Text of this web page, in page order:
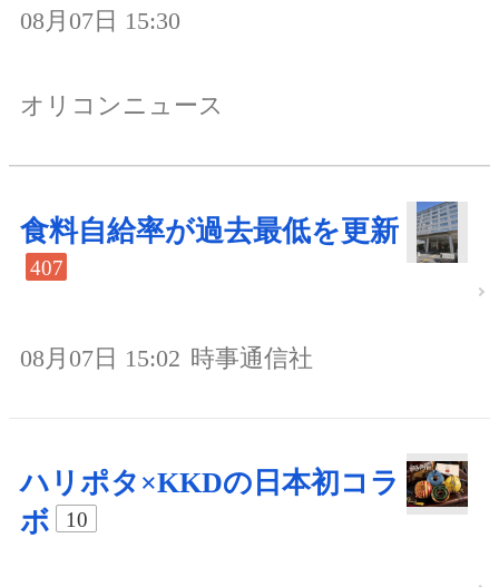
08月07日 15:30
オリコンニュース
食料自給率が過去最低を更新
407
08月07日 15:02 時事通信社
ハリポタ×KKDの日本初コラ
ボ
10